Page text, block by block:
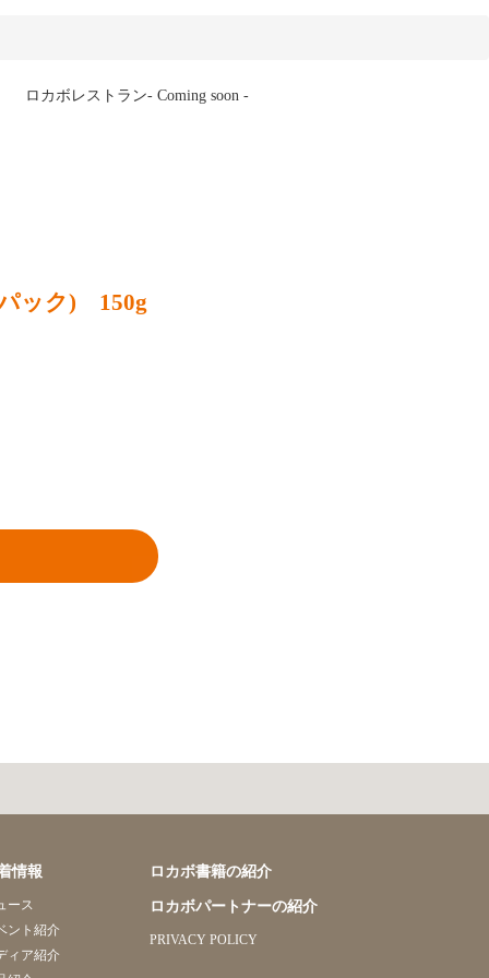
ロカボレストラン- Coming soon -
ック) 150g
情報
ース
ント紹介
ィア紹介
ロカボ書籍の紹介
ロカボパートナーの紹介
PRIVACY POLICY